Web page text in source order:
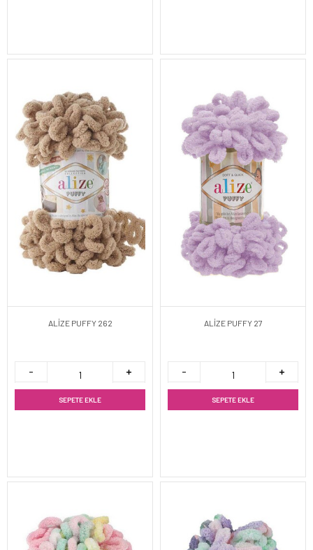
ALİZE PUFFY 262
SEPETE EKLE
ALİZE PUFFY 27
SEPETE EKLE